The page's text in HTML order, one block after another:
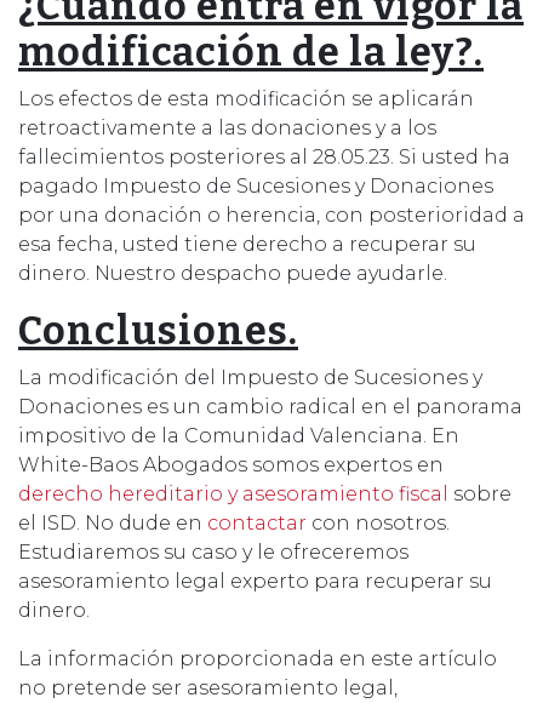
modificación de la ley?.
Los efectos de esta modificación se aplicarán
retroactivamente a las donaciones y a los
fallecimientos posteriores al 28.05.23. Si usted ha
pagado Impuesto de Sucesiones y Donaciones
por una donación o herencia, con posterioridad a
esa fecha, usted tiene derecho a recuperar su
dinero. Nuestro despacho puede ayudarle.
Conclusiones.
La modificación del Impuesto de Sucesiones y
Donaciones es un cambio radical en el panorama
impositivo de la Comunidad Valenciana. En
White-Baos Abogados somos expertos en
derecho hereditario y asesoramiento fiscal
sobre
el ISD. No dude en contactar con nosotros.
Estudiaremos su caso y le ofreceremos
asesoramiento legal experto para recuperar su
dinero.
La información proporcionada en este artículo
no pretende ser asesoramiento legal,